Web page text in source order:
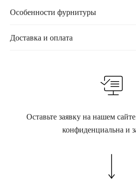
Особенности фурнитуры
Доставка и оплата
Оставьте заявку на нашем
конфиденциальна и